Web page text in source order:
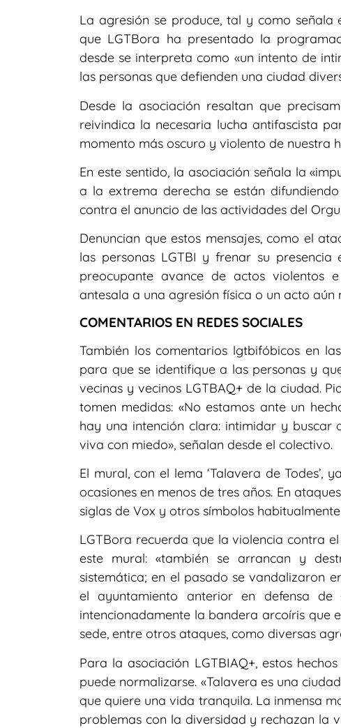
La agresión se produce, tal y como señala
que LGTBora ha presentado la
desde se interpreta como «un intento de
las personas que defienden una ciudad
Desde la asociación resaltan que
reivindica la necesaria lucha antifascista
momento más oscuro y violento de nuestra
En este sentido, la asociación señala la
a la extrema derecha se están
contra el anuncio de las actividades del
Denuncian que estos mensajes, como el
las personas LGTBI y frenar su
preocupante avance de actos violentos
antesala a una agresión física o un acto aún
COMENTARIOS EN REDES SOCIALES
También los comentarios lgtbifóbicos en
para que se identifique a las personas y
vecinas y vecinos LGTBAQ+ de la ciudad.
tomen medidas: «No estamos ante un
hay una intención clara: intimidar y
viva con miedo», señalan desde el colectivo.
El mural, con el lema ‘Talavera de
ocasiones en menos de tres años. En
siglas de Vox y otros símbolos
LGTBora recuerda que la violencia contra
este mural: «también se arrancan y
sistemática; en el pasado se vandalizaron
el ayuntamiento anterior en defensa de
intencionadamente la bandera arcoíris que
sede, entre otros ataques, como diversas
Para la asociación LGTBIAQ+, estos
puede normalizarse. «Talavera es una
que quiere una vida tranquila. La inmensa
problemas con la diversidad y rechazan la